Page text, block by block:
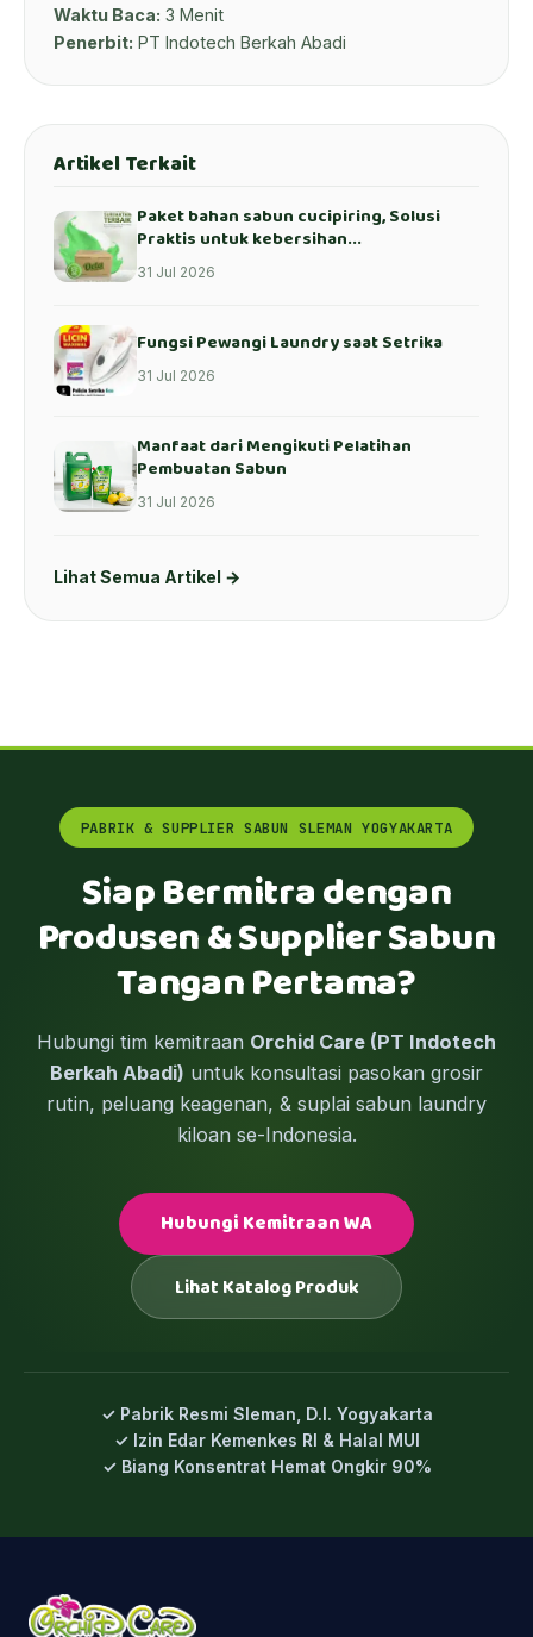
Waktu Baca: 3 Menit
Penerbit: PT Indotech Berkah Abadi
Artikel Terkait
Paket bahan sabun cucipiring, Solusi
Praktis untuk kebersihan...
31 Jul 2026
Fungsi Pewangi Laundry saat Setrika
31 Jul 2026
Manfaat dari Mengikuti Pelatihan
Pembuatan Sabun
31 Jul 2026
Lihat Semua Artikel →
PABRIK & SUPPLIER SABUN SLEMAN YOGYAKARTA
Siap Bermitra dengan
Produsen & Supplier Sabun
Tangan Pertama?
Hubungi tim kemitraan Orchid Care (PT Indotech
Berkah Abadi) untuk konsultasi pasokan grosir
rutin, peluang keagenan, & suplai sabun laundry
kiloan se-Indonesia.
Hubungi Kemitraan WA
Lihat Katalog Produk
✓ Pabrik Resmi Sleman, D.I. Yogyakarta
✓ Izin Edar Kemenkes RI & Halal MUI
✓ Biang Konsentrat Hemat Ongkir 90%